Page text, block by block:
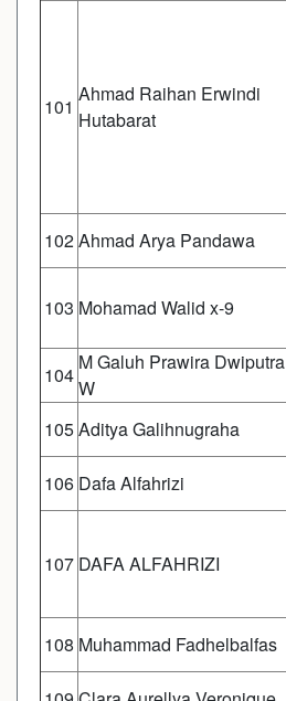
101
Ahmad Raihan Erwindi
Hutabarat
102Ahmad Arya Pandawa
103 Mohamad Walid x-9
104
M Galuh Prawira Dwiputra
W
105Aditya Galihnugraha
106 Dafa Alfahrizi
107 DAFA ALFAHRIZI
108 Muhammad Fadhelbalfas